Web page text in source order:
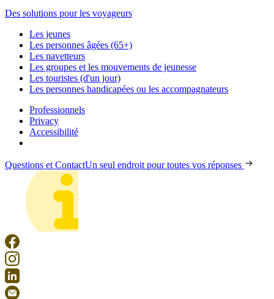
Des solutions pour les voyageurs
Les jeunes
Les personnes âgées (65+)
Les navetteurs
Les groupes et les mouvements de jeunesse
Les touristes (d'un jour)
Les personnes handicapées ou les accompagnateurs
Professionnels
Privacy
Accessibilité
Questions et ContactUn seul endroit pour toutes vos réponses